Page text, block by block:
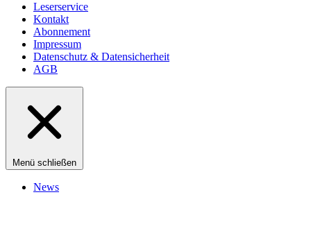
Leserservice
Kontakt
Abonnement
Impressum
Datenschutz & Datensicherheit
AGB
Menü schließen
News